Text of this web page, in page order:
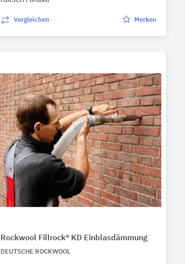
Vergleichen Merken
Rockwool Fillrock® KD Einblasdämmung
DEUTSCHE ROCKWOOL